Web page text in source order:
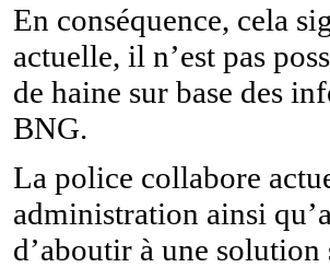
En conséquence, cela
actuelle, il n’est pas
de haine sur base des
BNG.
La police collabore
administration ainsi
d’aboutir à une solution